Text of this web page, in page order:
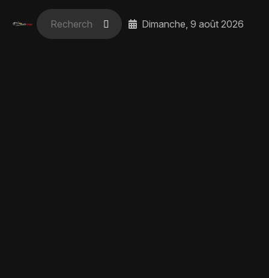
Dimanche, 9 août 2026